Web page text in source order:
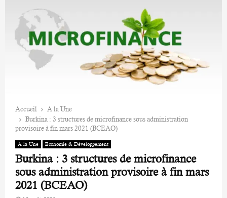
Accueil
A la Une
Burkina : 3 structures de microfinance sous administration
provisoire à fin mars 2021 (BCEAO)
A la Une Economie & Développement
Burkina : 3 structures de microfinance
sous administration provisoire à fin mars
2021 (BCEAO)